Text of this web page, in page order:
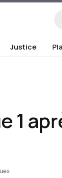
Justice
1